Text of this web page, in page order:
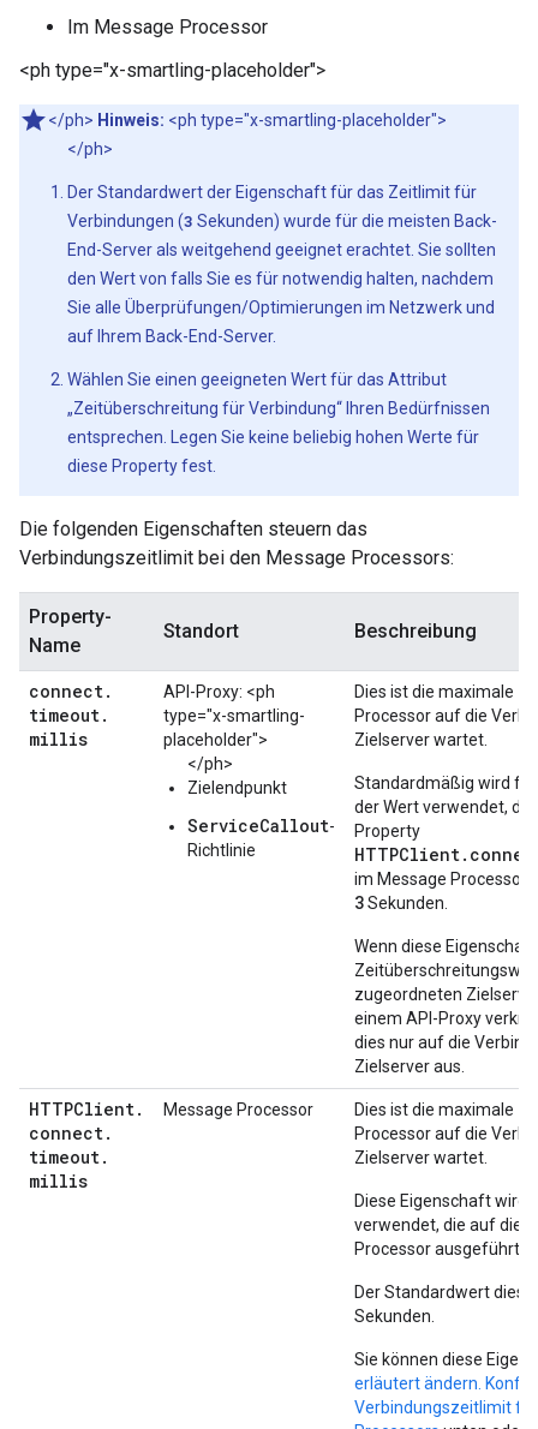
Im Message Processor
<ph type="x-smartling-placeholder">
</ph> Hinweis: <ph type="x-smartling-placeholder">
</ph>
Der Standardwert der Eigenschaft für das Zeitlimit für
Verbindungen (3 Sekunden) wurde für die meisten Back-
End-Server als weitgehend geeignet erachtet. Sie sollten
den Wert von falls Sie es für notwendig halten, nachdem
Sie alle Überprüfungen/Optimierungen im Netzwerk und
auf Ihrem Back-End-Server.
Wählen Sie einen geeigneten Wert für das Attribut
„Zeitüberschreitung für Verbindung“ Ihren Bedürfnissen
entsprechen. Legen Sie keine beliebig hohen Werte für
diese Property fest.
Die folgenden Eigenschaften steuern das
Verbindungszeitlimit bei den Message Processors:
Property-
Name
Standort Beschreibung
connect.
timeout.
millis
API-Proxy: <ph
type="x-smartling-
placeholder">
</ph>
Zielendpunkt
ServiceCallout-
Richtlinie
Dies ist die maximale
Processor auf die
Zielserver wartet.
Standardmäßig wird
der Wert verwendet,
Property
im Message Processor,
3Sekunden.
Wenn diese
zugeordneten
einem API-Proxy
dies nur auf die
Zielserver aus.
HTTPClient.
connect.
timeout.
millis
Message Processor
Dies ist die maximale
Processor auf die
Zielserver wartet.
Diese Eigenschaft wird
verwendet, die auf
Processor ausgeführt
Der Standardwert
Sekunden.
Sie können diese
erläutert ändern.
Verbindungszeitlimit